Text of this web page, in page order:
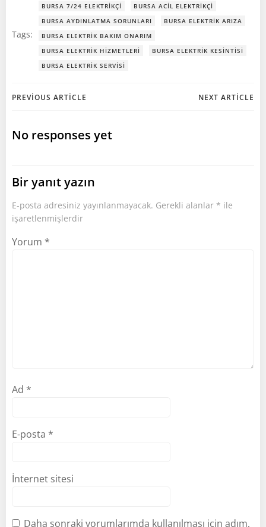
Tags:
BURSA 7/24 ELEKTRIKÇI
BURSA ACIL ELEKTRIKÇI
BURSA AYDINLATMA SORUNLARI
BURSA ELEKTRIK ARIZA
BURSA ELEKTRIK BAKIM ONARIM
BURSA ELEKTRIK HIZMETLERI
BURSA ELEKTRIK KESINTISI
BURSA ELEKTRIK SERVISI
Post
navigation
PREVIOUS ARTICLE NEXT ARTICLE
No responses yet
Bir yanıt yazın
E-posta adresiniz yayınlanmayacak. Gerekli alanlar * ile
işaretlenmişlerdir
Yorum *
Ad *
E-posta *
İnternet sitesi
Daha sonraki yorumlarımda kullanılması için adım,